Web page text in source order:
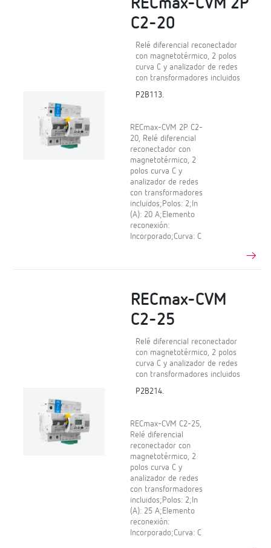
RECmax-CVM 2P
C2-20
Relé diferencial reconectador
con magnetotérmico, 2 polos
curva C y analizador de redes
con transformadores incluidos
P2B113.
RECmax-CVM 2P C2-
20, Relé diferencial
reconectador con
magnetotérmico, 2
polos curva C y
analizador de redes
con transformadores
incluidos;Polos: 2;In
(A): 20 A;Elemento
reconexión:
Incorporado;Curva: C
RECmax-CVM
C2-25
Relé diferencial reconectador
con magnetotérmico, 2 polos
curva C y analizador de redes
con transformadores incluidos
P2B214.
RECmax-CVM C2-25,
Relé diferencial
reconectador con
magnetotérmico, 2
polos curva C y
analizador de redes
con transformadores
incluidos;Polos: 2;In
(A): 25 A;Elemento
reconexión:
Incorporado;Curva: C